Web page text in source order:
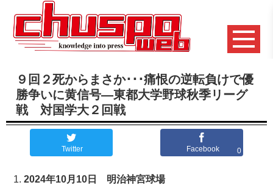
９回２死からまさか･･･痛恨の逆転負けで優
勝争いに黄信号―東都大学野球秋季リーグ
戦 対国学大２回戦
Twitter Facebook 0
2024年10月10日 明治神宮球場